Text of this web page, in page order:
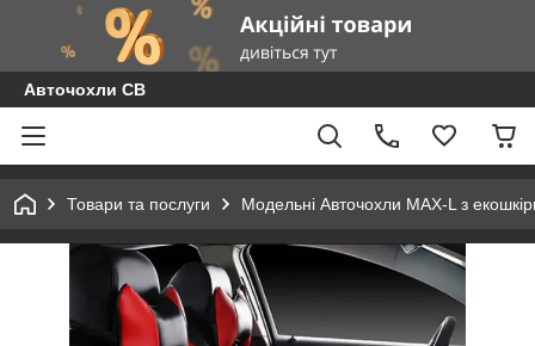
Авточохли СВ
Товари та послуги Модельні Авточохли MAX-L з